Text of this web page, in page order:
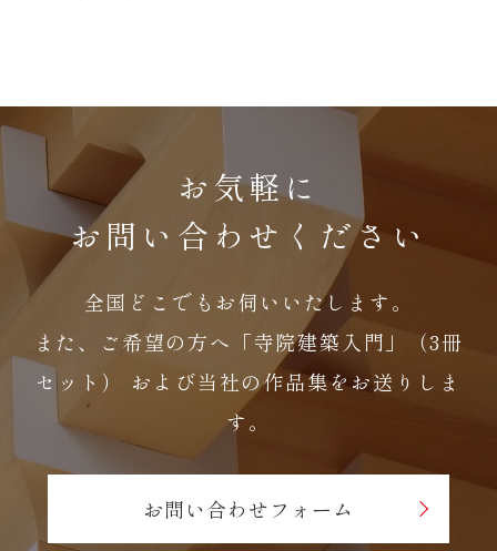
お気軽に
お問い合わせください
全国どこでもお伺いいたします。
また、ご希望の方へ「寺院建築入門」（3冊
セット）
および当社の作品集をお送りしま
す。
お問い合わせフォーム